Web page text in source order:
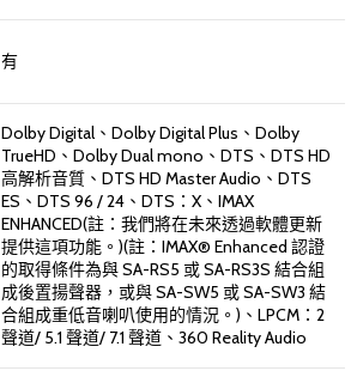
有
Dolby Digital、Dolby Digital Plus、Dolby
TrueHD、Dolby Dual mono、DTS、DTS HD
高解析音質、DTS HD Master Audio、DTS
ES、DTS 96 / 24、DTS：X、IMAX
ENHANCED(註：我們將在未來透過軟體更新
提供這項功能。)(註：IMAX® Enhanced 認證
的取得條件為與 SA-RS5 或 SA-RS3S 結合組
成後置揚聲器，或與 SA-SW5 或 SA-SW3 結
合組成重低音喇叭使用的情況。)、LPCM：2
聲道/ 5.1 聲道/ 7.1 聲道、360 Reality Audio